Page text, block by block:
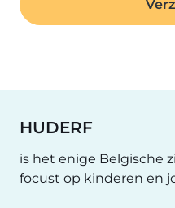
HUDERF
is het enige Belgische
focust op kinderen en